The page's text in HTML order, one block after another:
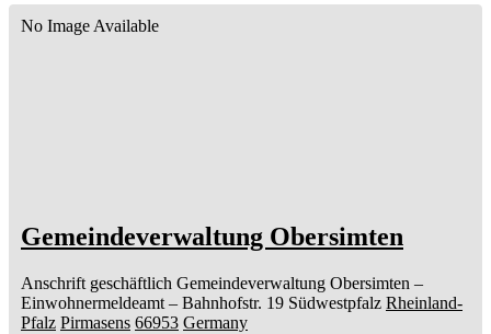
No Image Available
Gemeindeverwaltung Obersimten
Anschrift geschäftlich Gemeindeverwaltung Obersimten –
Einwohnermeldeamt – Bahnhofstr. 19 Südwestpfalz Rheinland-
Pfalz Pirmasens 66953 Germany